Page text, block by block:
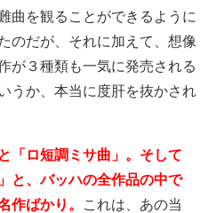
曲を観ることができるように
のだが、それに加えて、想像
が３種類も一気に発売される
うか、本当に度肝を抜かされ
「ロ短調ミサ曲」。そして
と、バッハの全作品の中で
作ばかり。
これは、あの当